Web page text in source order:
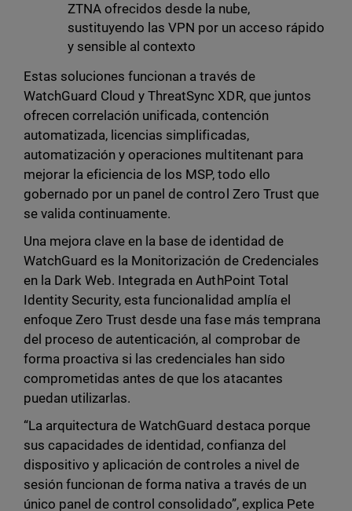
ZTNA ofrecidos desde la nube,
sustituyendo las VPN por un acceso rápido
y sensible al contexto
Estas soluciones funcionan a través de
WatchGuard Cloud y ThreatSync XDR, que juntos
ofrecen correlación unificada, contención
automatizada, licencias simplificadas,
automatización y operaciones multitenant para
mejorar la eficiencia de los MSP, todo ello
gobernado por un panel de control Zero Trust que
se valida continuamente.
Una mejora clave en la base de identidad de
WatchGuard es la Monitorización de Credenciales
en la Dark Web. Integrada en AuthPoint Total
Identity Security, esta funcionalidad amplía el
enfoque Zero Trust desde una fase más temprana
del proceso de autenticación, al comprobar de
forma proactiva si las credenciales han sido
comprometidas antes de que los atacantes
puedan utilizarlas.
“La arquitectura de WatchGuard destaca porque
sus capacidades de identidad, confianza del
dispositivo y aplicación de controles a nivel de
sesión funcionan de forma nativa a través de un
único panel de control consolidado”, explica Pete